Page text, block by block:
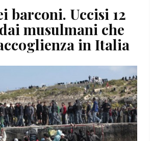
barconi. Uccisi 12
musulmani che
in Italia